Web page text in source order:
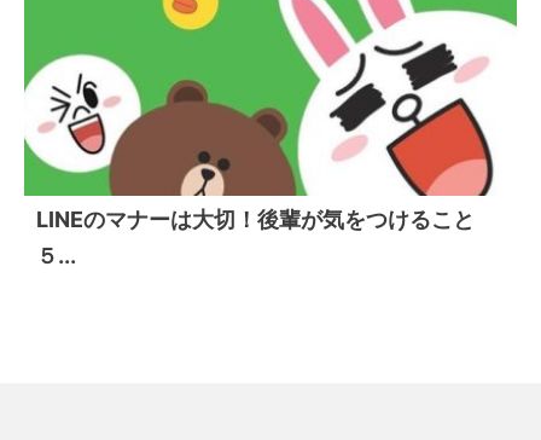
LINEのマナーは大切！後輩が気をつけること
５...